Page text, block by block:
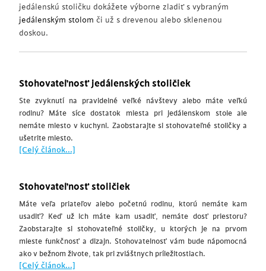
jedálenskú stoličku dokážete výborne zladiť s vybraným
jedálenským stolom či už s drevenou alebo sklenenou
doskou.
Stohovateľnosť jedálenských stoličiek
Ste zvyknutí na pravidelné veľké návštevy alebo máte veľkú
rodinu? Máte síce dostatok miesta pri jedálenskom stole ale
nemáte miesto v kuchyni. Zaobstarajte si stohovateľné stoličky a
ušetrite miesto.
[Celý článok...]
Stohovateľnosť stoličiek
Máte veľa priateľov alebo početnú rodinu, ktorú nemáte kam
usadiť? Keď už ich máte kam usadiť, nemáte dosť priestoru?
Zaobstarajte si stohovateľné stoličky, u ktorých je na prvom
mieste funkčnosť a dizajn. Stohovatelnosť vám bude nápomocná
ako v bežnom živote, tak pri zvláštnych príležitostiach.
[Celý článok...]